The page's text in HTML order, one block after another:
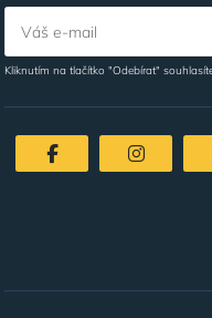
Váš e-mail
Kliknutím na tlačítko "Odebírat"